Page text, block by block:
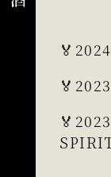
🏅
🏅
🏅